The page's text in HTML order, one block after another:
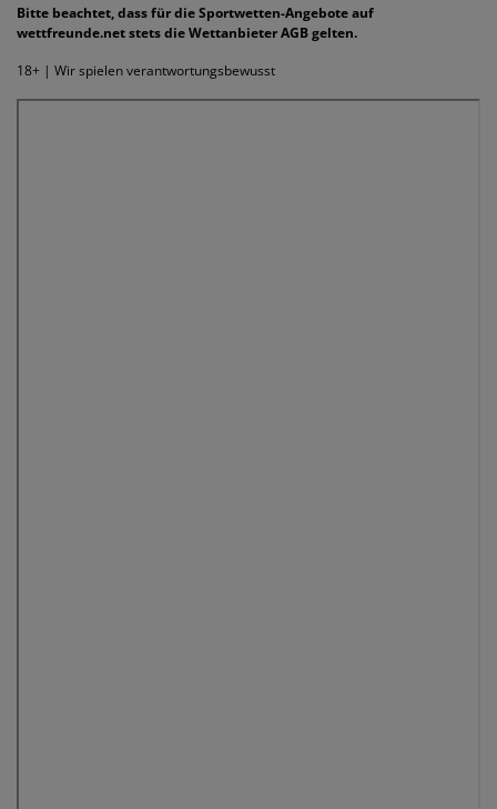
Bitte beachtet, dass für die Sportwetten-Angebote auf
wettfreunde.net stets die Wettanbieter AGB gelten.
18+ | Wir spielen verantwortungsbewusst